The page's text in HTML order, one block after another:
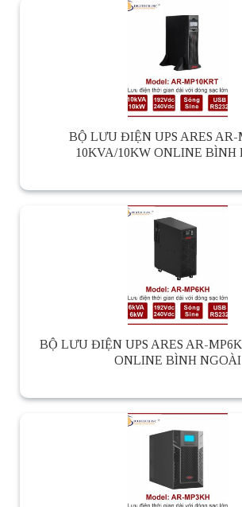
BỘ LƯU ĐIỆN UPS ARES AR-
10KVA/10KW ONLINE BÌNH
BỘ LƯU ĐIỆN UPS ARES AR-
ONLINE BÌNH NGOÀI